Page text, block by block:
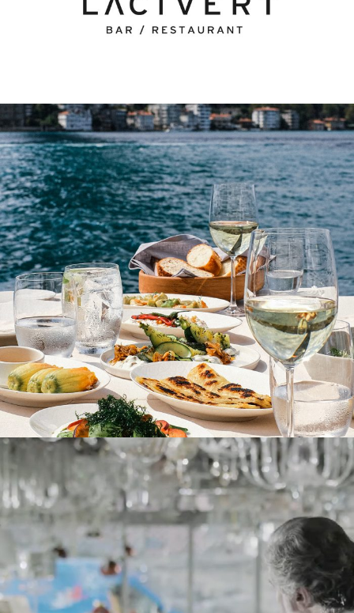
Lacivert – Ambiyans
MNG Kargo – Öncelikli Kargo